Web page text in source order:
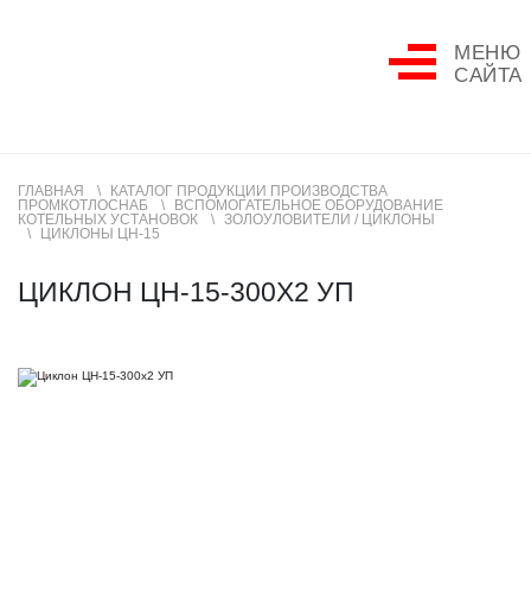
МЕНЮ
САЙТА
ГЛАВНАЯ
КАТАЛОГ ПРОДУКЦИИ ПРОИЗВОДСТВА
ПРОМКОТЛОСНАБ
ВСПОМОГАТЕЛЬНОЕ ОБОРУДОВАНИЕ
КОТЕЛЬНЫХ УСТАНОВОК
ЗОЛОУЛОВИТЕЛИ / ЦИКЛОНЫ
ЦИКЛОНЫ ЦН-15
ЦИКЛОН ЦН-15-300Х2 УП